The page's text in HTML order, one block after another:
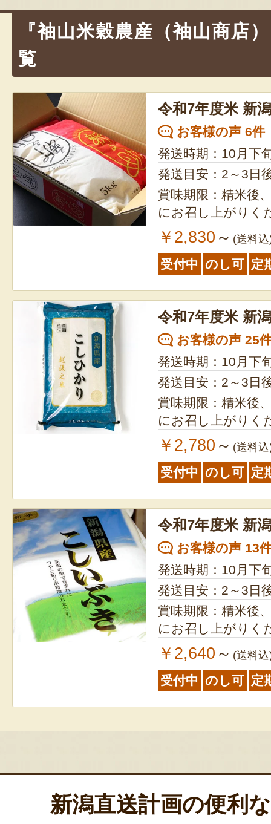
ン
『袖山米穀農産（袖山商店
覧
令和7年度米 新
お客様の声 6件
発送時期：10月下
発送目安：2～3日
賞味期限：精米後
にお召し上がりく
￥2,830 ～ (送料
受付中 のし可 定
令和7年度米 新
お客様の声 25
発送時期：10月下
発送目安：2～3日
賞味期限：精米後
にお召し上がりく
￥2,780 ～ (送料
受付中 のし可 定
令和7年度米 新
お客様の声 13
発送時期：10月下
発送目安：2～3日
賞味期限：精米後
にお召し上がりく
￥2,640 ～ (送料
受付中 のし可 定
新潟直送計画の便利